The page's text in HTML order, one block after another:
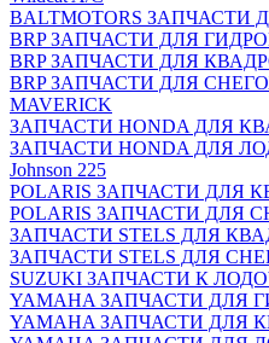
BALTMOTORS
BRP ЗАПЧАСТИ ДЛЯ
BRP ЗАПЧАСТИ ДЛЯ
BRP ЗАПЧАСТИ ДЛЯ
MAVERICK
ЗАПЧАСТИ HONDA ДЛЯ
ЗАПЧАСТИ HONDA ДЛЯ
Johnson 225
POLARIS ЗАПЧАСТИ ДЛЯ
POLARIS ЗАПЧАСТИ ДЛЯ
ЗАПЧАСТИ STELS ДЛЯ
ЗАПЧАСТИ STELS ДЛЯ
SUZUKI ЗАПЧАСТИ К
YAMAHA ЗАПЧАСТИ ДЛЯ
YAMAHA ЗАПЧАСТИ ДЛЯ